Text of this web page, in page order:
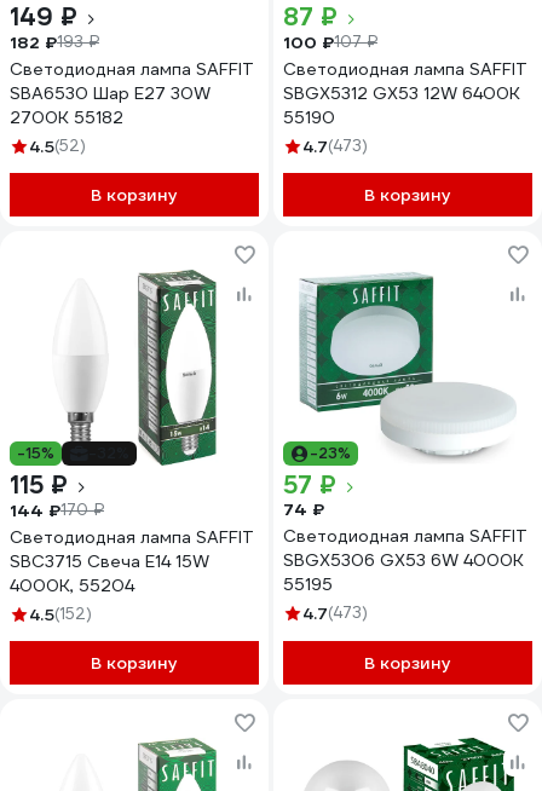
149 ₽
182 ₽193 ₽
Светодиодная лампа SAFFIT
SBA6530 Шар E27 30W
2700K 55182
4.5(52)
В корзину
87 ₽
100 ₽107 ₽
Светодиодная лампа SAFFIT
SBGX5312 GX53 12W 6400K
55190
4.7(473)
В корзину
-15%
115 ₽
144 ₽170 ₽
Светодиодная лампа SAFFIT
SBC3715 Свеча E14 15W
4000K, 55204
4.5(152)
В корзину
-23%
57 ₽
74 ₽
Светодиодная лампа SAFFIT
SBGX5306 GX53 6W 4000K
55195
4.7(473)
В корзину